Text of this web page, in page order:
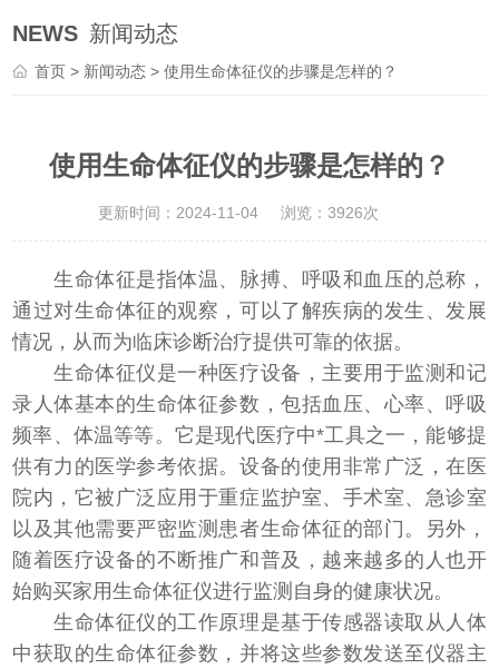
NEWS 新闻动态
首页 > 新闻动态 > 使用生命体征仪的步骤是怎样的？
使用生命体征仪的步骤是怎样的？
更新时间：2024-11-04 浏览：3926次
生命体征是指体温、脉搏、呼吸和血压的总称，
通过对生命体征的观察，可以了解疾病的发生、发展
情况，从而为临床诊断治疗提供可靠的依据。
生命体征仪是一种医疗设备，主要用于监测和记
录人体基本的生命体征参数，包括血压、心率、呼吸
频率、体温等等。它是现代医疗中*工具之一，能够提
供有力的医学参考依据。设备的使用非常广泛，在医
院内，它被广泛应用于重症监护室、手术室、急诊室
以及其他需要严密监测患者生命体征的部门。另外，
随着医疗设备的不断推广和普及，越来越多的人也开
始购买家用生命体征仪进行监测自身的健康状况。
生命体征仪的工作原理是基于传感器读取从人体
中获取的生命体征参数，并将这些参数发送至仪器主